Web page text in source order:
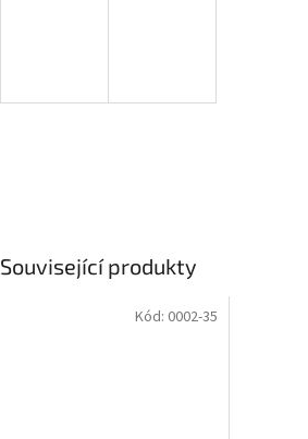
Související produkty
Kód: 0002-35